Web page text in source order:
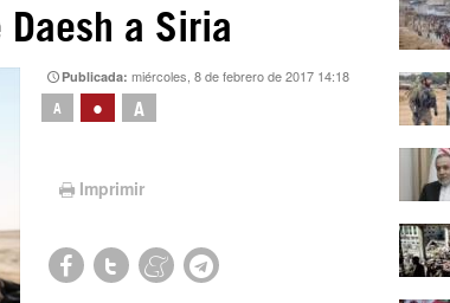
Daesh a Siria
Publicada:miércoles, 8 de febrero de 2017 14:18
A • A
Imprimir